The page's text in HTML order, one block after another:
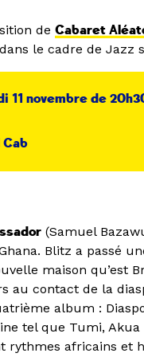
deCabaret
le cadre de Jazz
11 novembre de
Cab
(Samuel
Blitz a passé
maison qu’est
au contact de la
album :
tel que Tumi,
rythmes africains et